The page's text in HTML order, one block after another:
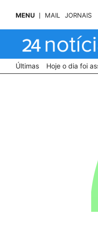
MENU MAIL JORNAIS
Últimas Hoje o dia foi